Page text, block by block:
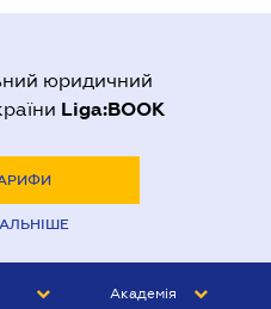
юридичний
Liga:BOOK
Академія